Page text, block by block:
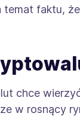
faktu,
chce
w rosnący